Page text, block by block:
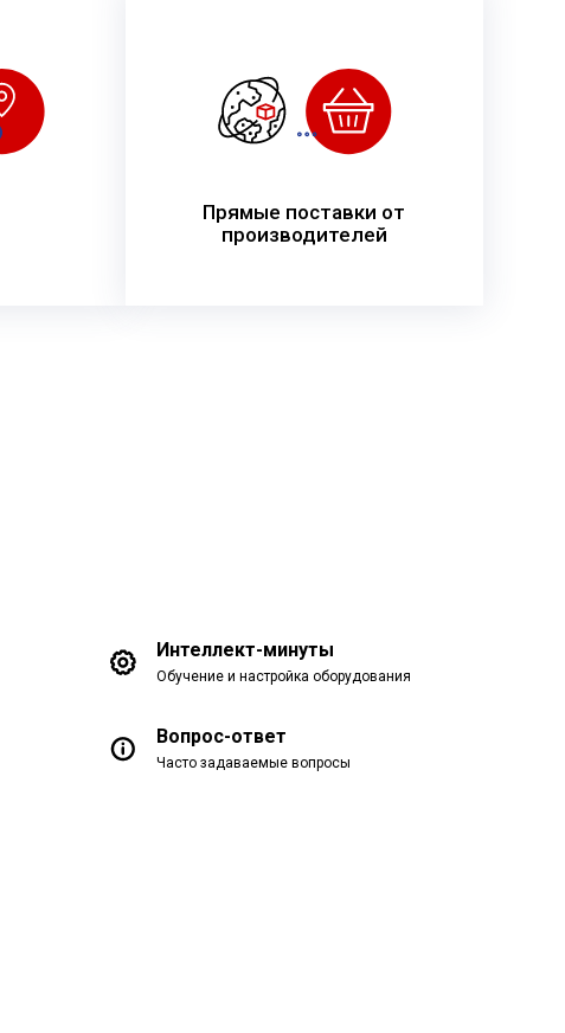
Прямые поставки от
производителей
Интеллект-минуты
Обучение и настройка оборудования
Вопрос-ответ
Часто задаваемые вопросы